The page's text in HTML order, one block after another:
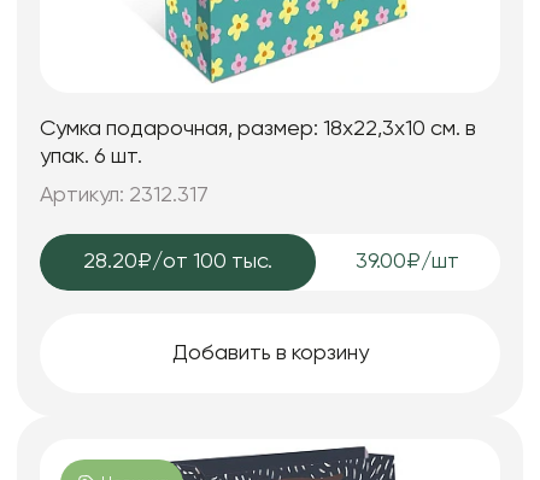
Сумка подарочная, размер: 18х22,3х10 см. в
упак. 6 шт.
Артикул: 2312.317
28.20₽/от 100 тыс. 39.00₽/шт
Добавить в корзину